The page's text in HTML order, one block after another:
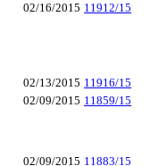
02/16/2015 11912/15
02/13/2015 11916/15
02/09/2015 11859/15
02/09/2015 11883/15